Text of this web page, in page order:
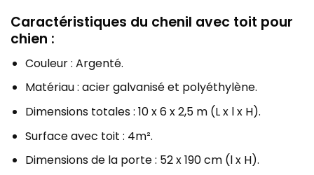
Caractéristiques du chenil avec toit pour
chien :
Couleur : Argenté.
Matériau : acier galvanisé et polyéthylène.
Dimensions totales : 10 x 6 x 2,5 m (L x l x H).
Surface avec toit : 4m².
Dimensions de la porte : 52 x 190 cm (l x H).